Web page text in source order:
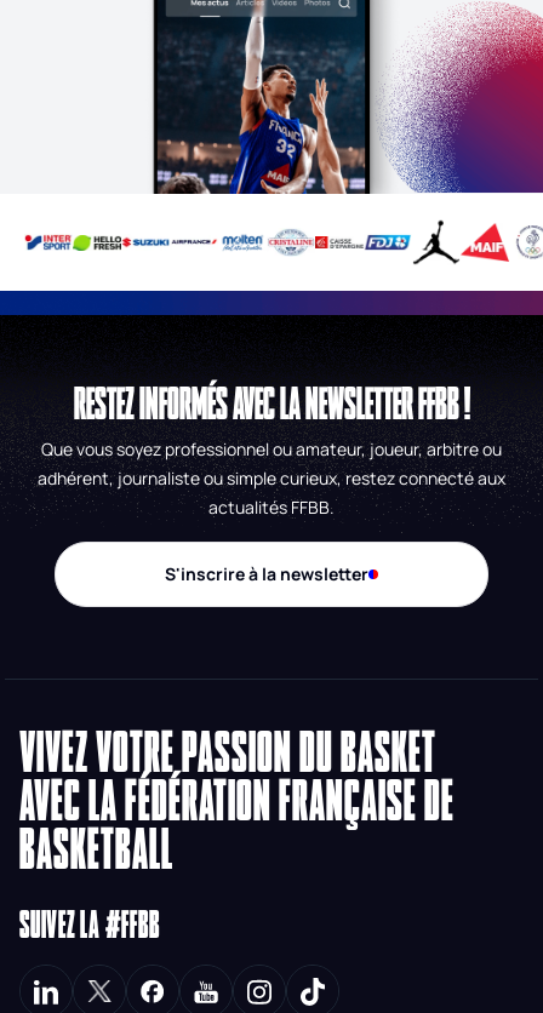
RESTEZ INFORMÉS AVEC LA NEWSLETTER FFBB !
Que vous soyez professionnel ou amateur, joueur, arbitre ou
adhérent, journaliste ou simple curieux, restez connecté aux
actualités FFBB.
S'inscrire à la newsletter
VIVEZ VOTRE PASSION DU BASKET
AVEC LA FÉDÉRATION FRANÇAISE DE
BASKETBALL
SUIVEZ LA #FFBB